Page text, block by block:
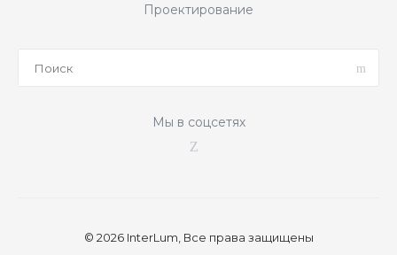
Проектирование
Мы в соцсетях
© 2026 InterLum, Все права защищены